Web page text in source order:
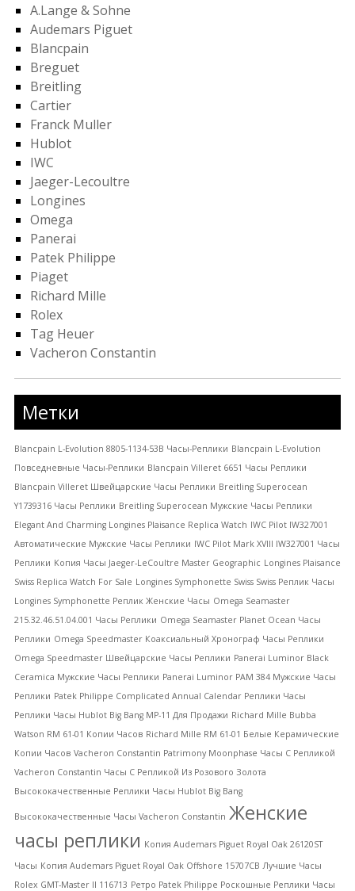
A.Lange & Sohne
Audemars Piguet
Blancpain
Breguet
Breitling
Cartier
Franck Muller
Hublot
IWC
Jaeger-Lecoultre
Longines
Omega
Panerai
Patek Philippe
Piaget
Richard Mille
Rolex
Tag Heuer
Vacheron Constantin
Метки
Blancpain L-Evolution 8805-1134-53B Часы-Pеплики Blancpain L-Evolution
Повседневные Часы-Pеплики Blancpain Villeret 6651 Часы Реплики
Blancpain Villeret Швейцарские Часы Реплики Breitling Superocean
Y1739316 Часы Реплики Breitling Superocean Мужские Часы Реплики
Elegant And Charming Longines Plaisance Replica Watch IWC Pilot IW327001
Автоматические Мужские Часы Реплики IWC Pilot Mark XVIII IW327001 Часы
Реплики Kопия Часы Jaeger-LeCoultre Master Geographic Longines Plaisance
Swiss Replica Watch For Sale Longines Symphonette Swiss Swiss Реплик Часы
Longines Symphonette Реплик Женские Часы Omega Seamaster
215.32.46.51.04.001 Часы Реплики Omega Seamaster Planet Ocean Часы
Реплики Omega Speedmaster Коаксиальный Хронограф Часы Реплики
Omega Speedmaster Швейцарские Часы Реплики Panerai Luminor Black
Ceramica Мужские Часы Реплики Panerai Luminor PAM 384 Мужские Часы
Реплики Patek Philippe Complicated Annual Calendar Реплики Часы
Pеплики Часы Hublot Big Bang MP-11 Для Продажи Richard Mille Bubba
Watson RM 61-01 Копии Часов Richard Mille RM 61-01 Белые Керамические
Копии Часов Vacheron Constantin Patrimony Moonphase Часы С Репликой
Vacheron Constantin Часы С Репликой Из Розового Золота
Высококачественные Pеплики Часы Hublot Big Bang
Высококачественные Часы Vacheron Constantin Женские
часы реплики Копия Audemars Piguet Royal Oak 26120ST
Часы Копия Audemars Piguet Royal Oak Offshore 15707CB Лучшие Часы
Rolex GMT-Master II 116713 Ретро Patek Philippe Роскошные Реплики Часы